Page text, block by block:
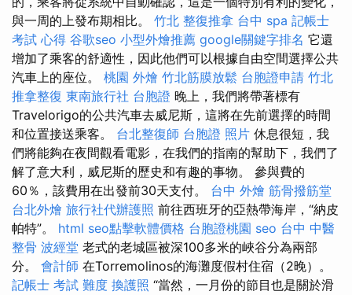
與一周的上發布期相比。 竹北 整復推拿 台中 spa 記帳士
考試 心得 谷歌seo 小型外燴推薦 google關鍵字排名 它還
增加了乘客的舒適性，因此他們可以根據自由空間選擇公共
汽車上的座位。 桃園 外燴 竹北筋膜放鬆 台胞證申請 竹北
推拿整復 東南旅行社 台胞證 晚上，我們將帶著標有
Travelorigo的公共汽車去威尼斯，這將在先前選擇的時間
和位置接送乘客。 台北整復師 台胞證 照片 休息很短，我
們將能夠在夜間觀看電影，在我們的指南的幫助下，我們了
解了意大利，威尼斯的歷史和有趣的事物。 參與費的
60％，該費用在出發前30天支付。 台中 外燴 筋骨撥筋堂
台北外燴 旅行社代辦護照 前往西班牙的亞熱帶海岸，“納皮
帕特”。 html seo點擊軟體價格 台胞證桃園 seo 台中 中醫
整骨 波經堂 老式的老城區被深100多米的峽谷分為兩部
分。 會計師 在Torremolinos的海灘度假村住宿（2晚）。
記帳士 考試 難度 換護照 “當然，一月份的節目也是關於滑